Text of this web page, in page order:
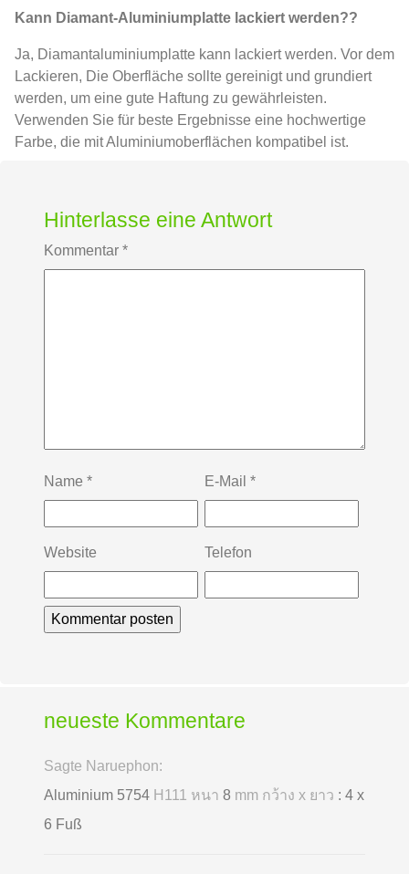
Kann Diamant-Aluminiumplatte lackiert werden??
Ja, Diamantaluminiumplatte kann lackiert werden. Vor dem
Lackieren, Die Oberfläche sollte gereinigt und grundiert
werden, um eine gute Haftung zu gewährleisten.
Verwenden Sie für beste Ergebnisse eine hochwertige
Farbe, die mit Aluminiumoberflächen kompatibel ist.
Hinterlasse eine Antwort
Kommentar *
Name * E-Mail *
Website Telefon
neueste Kommentare
Sagte Naruephon:
Aluminium 5754 H111 หนา 8 mm กว้าง x ยาว : 4 x
6 Fuß